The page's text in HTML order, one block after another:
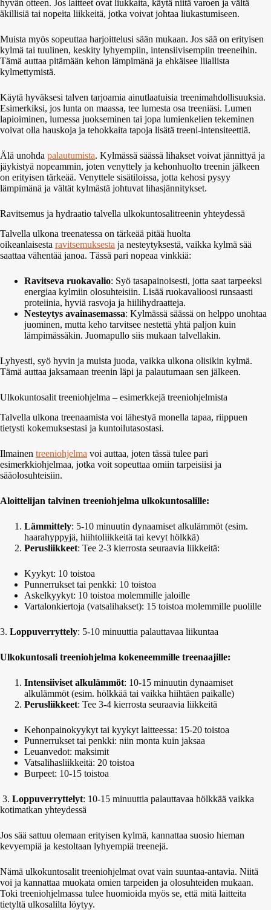
hyvän otteen. Jos laitteet ovat liukkaita, käytä niitä varoen ja vältä
äkillisiä tai nopeita liikkeitä, jotka voivat johtaa liukastumiseen.
Muista myös sopeuttaa harjoittelusi sään mukaan. Jos sää on erityisen
kylmä tai tuulinen, keskity lyhyempiin, intensiivisempiin treeneihin.
Tämä auttaa pitämään kehon lämpimänä ja ehkäisee liiallista
kylmettymistä.
Käytä hyväksesi talven tarjoamia ainutlaatuisia treenimahdollisuuksia.
Esimerkiksi, jos lunta on maassa, tee lumesta osa treeniäsi. Lumen
lapioiminen, lumessa juokseminen tai jopa lumienkelien tekeminen
voivat olla hauskoja ja tehokkaita tapoja lisätä treeni-intensiteettiä.
Älä unohda palautumista. Kylmässä säässä lihakset voivat jännittyä ja
jäykistyä nopeammin, joten venyttely ja kehonhuolto treenin jälkeen
on erityisen tärkeää. Venyttele sisätiloissa, jotta kehosi pysyy
lämpimänä ja vältät kylmästä johtuvat lihasjännitykset.
Ravitsemus ja hydraatio talvella ulkokuntosalitreenin yhteydessä
Talvella ulkona treenatessa on tärkeää pitää huolta
oikeanlaisesta ravitsemuksesta ja nesteytyksestä, vaikka kylmä sää
saattaa vähentää janoa. Tässä pari nopeaa vinkkiä:
Ravitseva ruokavalio: Syö tasapainoisesti, jotta saat tarpeeksi
energiaa kylmiin olosuhteisiin. Lisää ruokavalioosi runsaasti
proteiinia, hyviä rasvoja ja hiilihydraatteja.
Nesteytys avainasemassa: Kylmässä säässä on helppo unohtaa
juominen, mutta keho tarvitsee nestettä yhtä paljon kuin
lämpimässäkin. Juomapullo siis mukaan talvellakin.
Lyhyesti, syö hyvin ja muista juoda, vaikka ulkona olisikin kylmä.
Tämä auttaa jaksamaan treenin läpi ja palautumaan sen jälkeen.
Ulkokuntosalit treeniohjelma – esimerkkejä treeniohjelmista
Talvella ulkona treenaamista voi lähestyä monella tapaa, riippuen
tietysti kokemuksestasi ja kuntoilutasostasi.
Ilmainen treeniohjelma voi auttaa, joten tässä tulee pari
esimerkkiohjelmaa, jotka voit sopeuttaa omiin tarpeisiisi ja
sääolosuhteisiin.
Aloittelijan talvinen treeniohjelma ulkokuntosalille:
Lämmittely: 5-10 minuutin dynaamiset alkulämmöt (esim.
haarahyppyjä, hiihtoliikkeitä tai kevyt hölkkä)
Perusliikkeet: Tee 2-3 kierrosta seuraavia liikkeitä:
Kyykyt: 10 toistoa
Punnerrukset tai penkki: 10 toistoa
Askelkyykyt: 10 toistoa molemmille jaloille
Vartalonkiertoja (vatsalihakset): 15 toistoa molemmille puolille
3. Loppuverryttely: 5-10 minuuttia palauttavaa liikuntaa
Ulkokuntosali treeniohjelma kokeneemmille treenaajille:
Intensiiviset alkulämmöt: 10-15 minuutin dynaamiset
alkulämmöt (esim. hölkkää tai vaikka hiihtäen paikalle)
Perusliikkeet: Tee 3-4 kierrosta seuraavia liikkeitä
Kehonpainokyykyt tai kyykyt laitteessa: 15-20 toistoa
Punnerrukset tai penkki: niin monta kuin jaksaa
Leuanvedot: maksimit
Vatsalihasliikkeitä: 20 toistoa
Burpeet: 10-15 toistoa
3. Loppuverryttelyt: 10-15 minuuttia palauttavaa hölkkää vaikka
kotimatkan yhteydessä
Jos sää sattuu olemaan erityisen kylmä, kannattaa suosio hieman
kevyempiä ja kestoltaan lyhyempiä treenejä.
Nämä ulkokuntosalit treeniohjelmat ovat vain suuntaa-antavia. Niitä
voi ja kannattaa muokata omien tarpeiden ja olosuhteiden mukaan.
Toki treeniohjelmassa tulee huomioida myös se, että mitä laitteita
tietyltä ulkosalilta löytyy.